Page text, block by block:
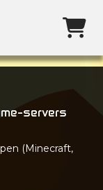
servers
(Minecraft,